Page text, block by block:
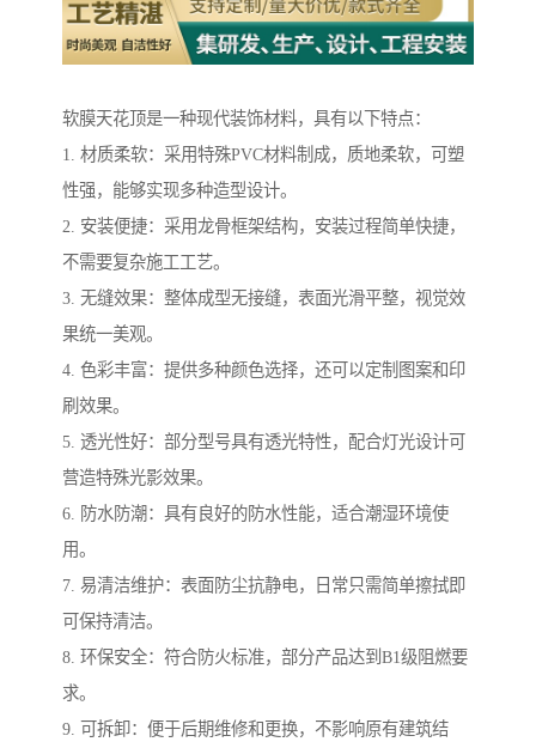
软膜天花顶是一种现代装饰材料，具有以下特点：
1. 材质柔软：采用特殊PVC材料制成，质地柔软，可塑
性强，能够实现多种造型设计。
2. 安装便捷：采用龙骨框架结构，安装过程简单快捷，
不需要复杂施工工艺。
3. 无缝效果：整体成型无接缝，表面光滑平整，视觉效
果统一美观。
4. 色彩丰富：提供多种颜色选择，还可以定制图案和印
刷效果。
5. 透光性好：部分型号具有透光特性，配合灯光设计可
营造特殊光影效果。
6. 防水防潮：具有良好的防水性能，适合潮湿环境使
用。
7. 易清洁维护：表面防尘抗静电，日常只需简单擦拭即
可保持清洁。
8. 环保安全：符合防火标准，部分产品达到B1级阻燃要
求。
9. 可拆卸：便于后期维修和更换，不影响原有建筑结